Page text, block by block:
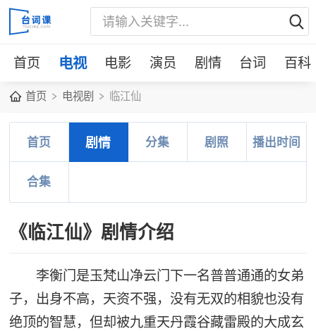
首页 电视 电影 演员 剧情 台词 百科
首页 电视剧 临江仙
首页 剧情 分集 剧照 播出时间
合集
《临江仙》剧情介绍
李衡门是玉梵山净云门下一名普普通通的女弟
子，出身不高，天资不强，没有无双的相貌也没有
绝顶的智慧，但却被九重天丹霞谷藏雷殿的大成玄